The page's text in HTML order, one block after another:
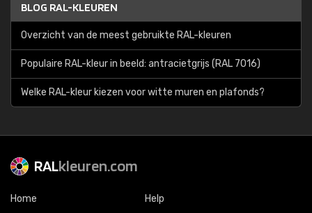
BLOG RAL-KLEUREN
Overzicht van de meest gebruikte RAL-kleuren
Populaire RAL-kleur in beeld: antracietgrijs (RAL 7016)
Welke RAL-kleur kiezen voor witte muren en plafonds?
RALkleuren.com
Home
Help